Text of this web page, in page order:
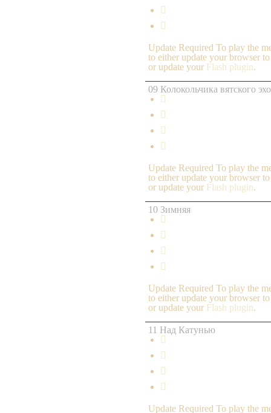


Update Required To play the
to either update your browser
or update your Flash plugin.
09 Колокольчика вятского эхо




Update Required To play the
to either update your browser
or update your Flash plugin.
10 Зимняя




Update Required To play the
to either update your browser
or update your Flash plugin.
11 Над Катунью




Update Required To play the